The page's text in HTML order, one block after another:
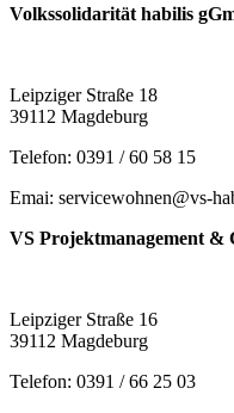
Volkssolidarität habilis
Leipziger Straße 18
39112 Magdeburg
Telefon: 0391 / 60 58 15
Emai: servicewohnen@vs-
VS Projektmanagement &
Leipziger Straße 16
39112 Magdeburg
Telefon: 0391 / 66 25 03